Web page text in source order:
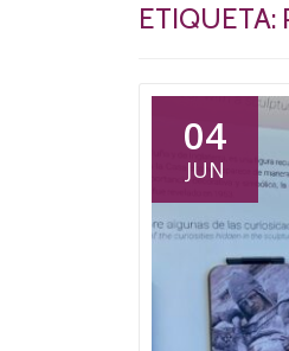
ETIQUETA:
04
JUN